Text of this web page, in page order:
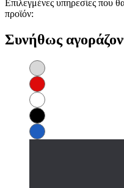
Επιλεγμένες υπηρεσίες που
προϊόν:
Συνήθως